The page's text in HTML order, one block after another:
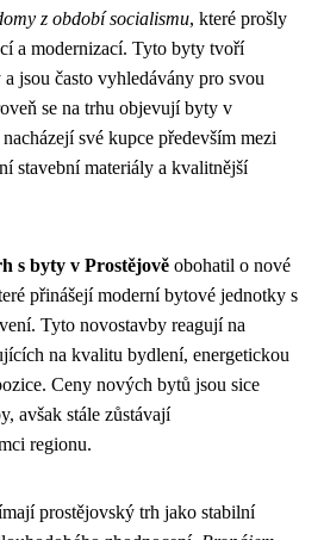
z období socialismu, které prošly
a modernizací. Tyto byty tvoří
jsou často vyhledávány pro svou
se na trhu objevují byty v
své kupce především mezi
stavební materiály a kvalitnější
s byty v Prostějově obohatil o nové
přinášejí moderní bytové jednotky s
Tyto novostavby reagují na
na kvalitu bydlení, energetickou
Ceny nových bytů jsou sice
avšak stále zůstávají
regionu.
prostějovský trh jako stabilní